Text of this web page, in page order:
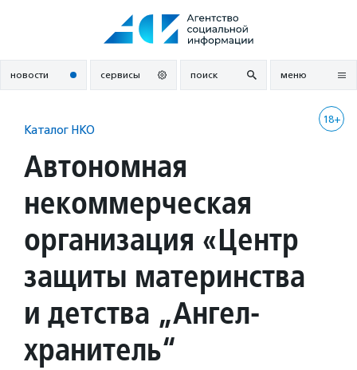
новости сервисы поиск меню
18+
Каталог НКО
Автономная
некоммерческая
организация «Центр
защиты материнства
и детства „Ангел-
хранитель“